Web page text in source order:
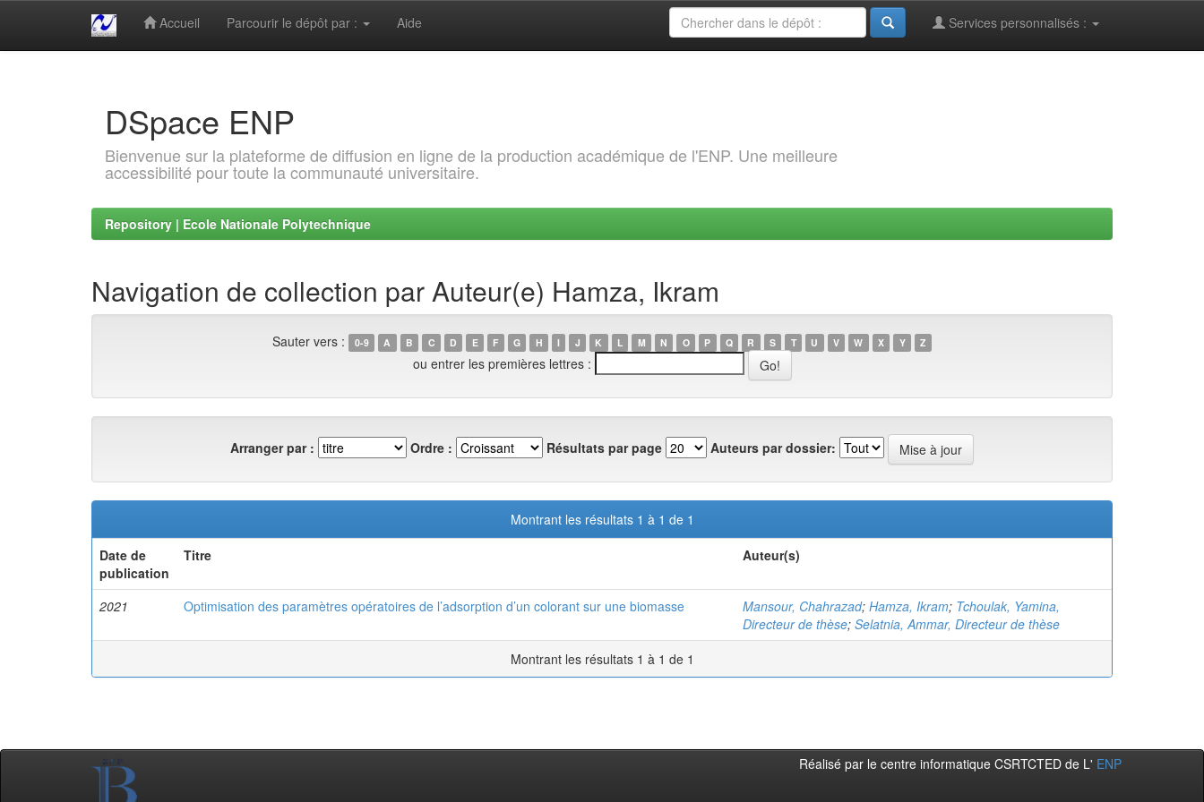
Accueil Parcourir le dépôt par : Aide Services personnalisés :
DSpace ENP
Bienvenue sur la plateforme de diffusion en ligne de la production académique de l'ENP. Une meilleure
accessibilité pour toute la communauté universitaire.
Repository | Ecole Nationale Polytechnique
Navigation de collection par Auteur(e) Hamza, Ikram
Sauter vers : 0-9 A B C D E F G H I J K L M N O P Q R S T U V W X Y Z
ou entrer les premières lettres :
Arranger par : Ordre : Résultats par page Auteurs par dossier:
Montrant les résultats 1 à 1 de 1
Date de
publication
Titre Auteur(s)
2021 Optimisation des paramètres opératoires de l’adsorption d’un colorant sur une biomasse Mansour, Chahrazad; Hamza, Ikram; Tchoulak, Yamina,
Directeur de thèse; Selatnia, Ammar, Directeur de thèse
Montrant les résultats 1 à 1 de 1
Réalisé par le centre informatique CSRTCTED de L' ENP